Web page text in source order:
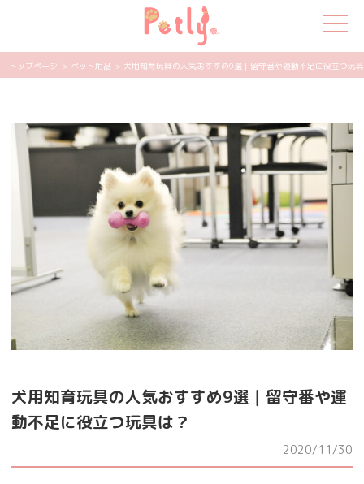
猫の特集
ペット用品
飼い主さんの悩み
ペットの気持ち
トップページ > ペット用品 > 犬用知育玩具の人気おすすめ9選｜留守番や運動不足に役立つ玩
犬用知育玩具の人気おすすめ9選｜留守番や運
動不足に役立つ玩具は？
2020/11/30